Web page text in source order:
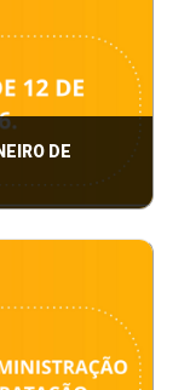
DE